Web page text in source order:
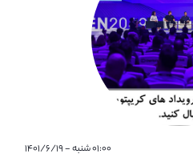
۰۱:۰۰ شنبه - ۱۴۰۱/۶/۱۹